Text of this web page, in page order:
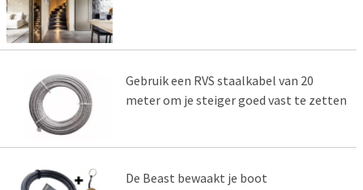
Gebruik een RVS staalkabel van 20
meter om je steiger goed vast te zetten
De Beast bewaakt je boot